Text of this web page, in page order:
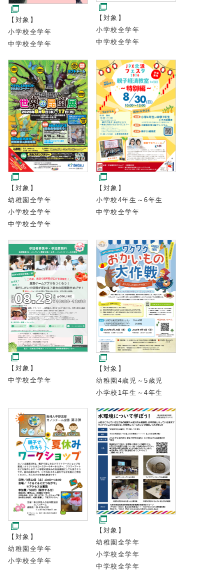
【対象】
小学校全学年
中学校全学年
【対象】
小学校全学年
中学校全学年
【対象】
幼稚園全学年
小学校全学年
中学校全学年
【対象】
小学校4年生～6年生
中学校全学年
【対象】
中学校全学年
【対象】
幼稚園4歳児～5歳児
小学校1年生～4年生
【対象】
幼稚園全学年
小学校全学年
【対象】
幼稚園全学年
小学校全学年
中学校全学年